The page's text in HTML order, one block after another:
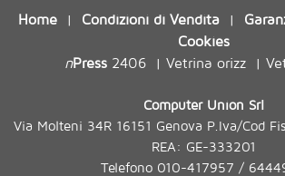
Home | Condizioni di Vendita |
Cookies
nPress2406| Vetrina orizz|
Computer Union Srl
Via Molteni 34R 16151 Genova P.Iva/Cod
REA: GE-333201
Telefono 010-417957 /